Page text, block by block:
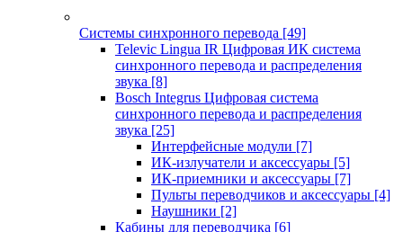
Системы синхронного перевода [49]
Televic Lingua IR Цифровая ИК система
синхронного перевода и распределения
звука [8]
Bosch Integrus Цифровая система
синхронного перевода и распределения
звука [25]
Интерфейсные модули [7]
ИК-излучатели и аксессуары [5]
ИК-приемники и аксессуары [7]
Пульты переводчиков и аксессуары [4]
Наушники [2]
Кабины для переводчика [6]